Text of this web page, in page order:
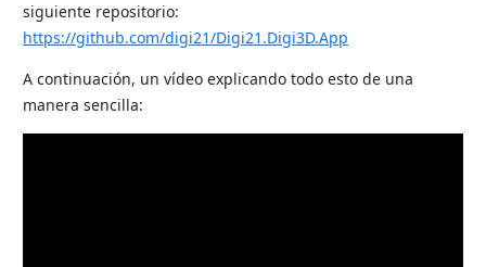
siguiente repositorio:
https://github.com/digi21/Digi21.Digi3D.App
A continuación, un vídeo explicando todo esto de una
manera sencilla: